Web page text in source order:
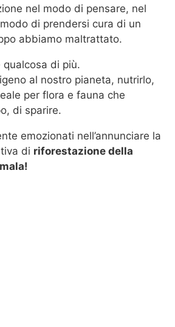
nel modo di pensare, nel
di prendersi cura di un
abbiamo maltrattato.
qualcosa di più.
al nostro pianeta, nutrirlo,
per flora e fauna che
di sparire.
emozionati nell’annunciare la
di riforestazione della